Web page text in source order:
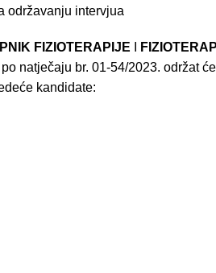
održavanju intervjua
FIZIOTERAPIJE
natječaju br. 01-54/2023. održat
kandidate: